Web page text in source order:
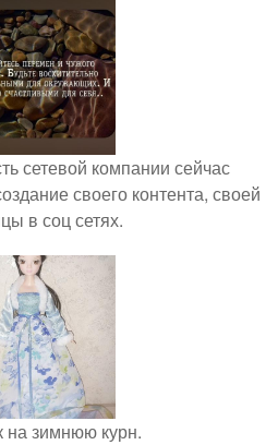
сетевой компании сейчас
своего контента, своей
в соц сетях.
на зимнюю курн.